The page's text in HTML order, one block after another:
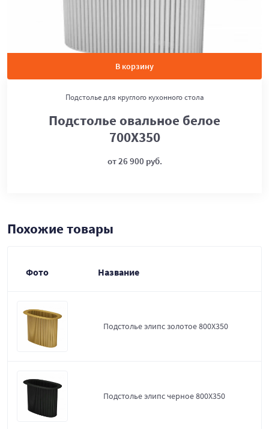
В корзину
Подстолье для круглого кухонного стола
Подстолье овальное белое
700Х350
от 26 900 руб.
Похожие товары
Фото Название
Подстолье элипс золотое 800Х350
Подстолье элипс черное 800Х350